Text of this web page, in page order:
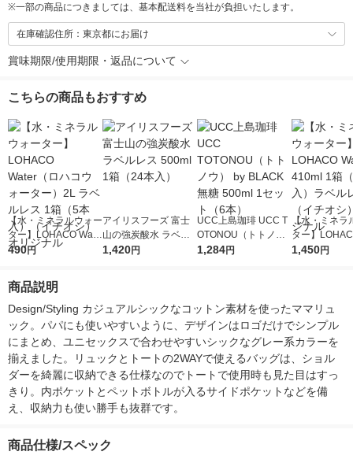
※一部の商品につきましては、基本配送料を当社が負担いたします。
在庫確認住所：東京都にお届け
賞味期限/使用期限・返品について
こちらの商品もおすすめ
【水・ミネラルウォー
ター】LOHACO Wate
r（ロハコウォータ
シ） オリジナル
490円
アイリスフーズ 富士
山の強炭酸水 ラベル
レス 500ml 1箱（24
1,420円
UCC上島珈琲 UCC T
OTONOU（トトノ
ウ） by BLACK無糖 5
1,284円
【水・ミネラ
ター】
r 410ml 1箱（
1,450円
商品説明
Design/Styling カジュアルシックなコットン素材を使ったママリュ
ック。パパにも使いやすいように、デザインはロゴだけでシンプル
にまとめ、ユニセックスで合わせやすいシックなグレー系カラーを
揃えました。リュックとトートの2WAYで使えるバッグは、ショル
ダーを綺麗に収納できる仕様なのでトートで使用時も見た目はすっ
きり。内ポケットとペットボトルが入るサイドポケットなどを備
え、収納力も使い勝手も抜群です。
商品仕様/スペック